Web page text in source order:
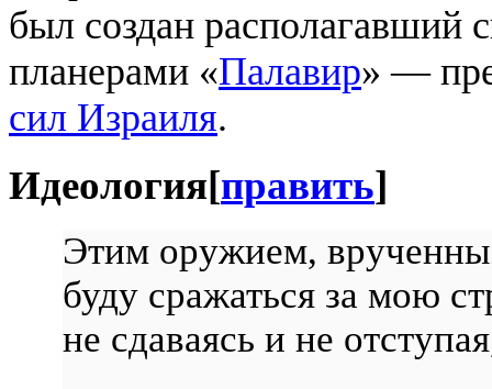
был создан располагавший
планерами «Палавир» —
сил Израиля.
Идеология[править]
Этим оружием,
буду сражаться за мою
не сдаваясь и не